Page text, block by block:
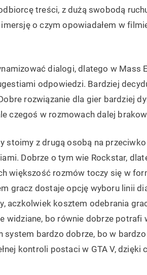
treści, z dużą swobodą
o czym opowiadałem w
dialogi, dlatego w Mass
odpowiedzi. Bardziej
rozwiązanie dla gier bardziej
czegoś w rozmowach dalej
stoimy z drugą osobą na
Dobrze o tym wie Rockstar,
większość rozmów toczy się w
gracz dostaje opcję wyboru linii
aczkolwiek kosztem odebrania
widziane, bo równie dobrze potrafi
system bardzo dobrze, bo w
kontroli postaci w GTA V, dzięki